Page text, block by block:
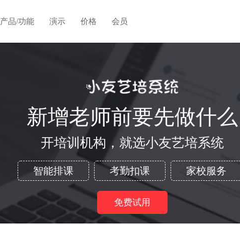
产品/功能 演示 价格 会员
新增老师前要先做什么
开培训机构，就选小友艺培系统
智能排课 考勤扣课 家校服务
免费试用